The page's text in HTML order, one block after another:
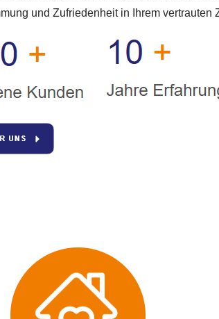
und Zufriedenheit in Ihrem vertrauten